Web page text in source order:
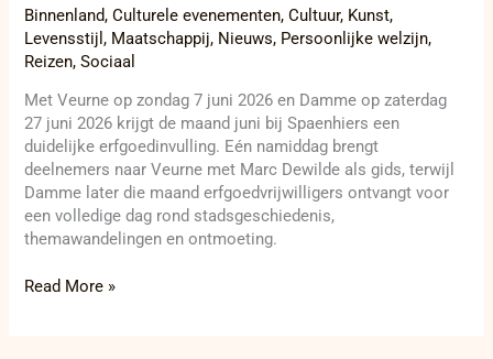
Binnenland,Culturele evenementen,Cultuur, Kunst,
Levensstijl, Maatschappij, Nieuws, Persoonlijke welzijn,
Reizen,Sociaal
Met Veurne op zondag 7 juni 2026 en Damme op zaterdag
27 juni 2026 krijgt de maand juni bij Spaenhiers een
duidelijke erfgoedinvulling. Eén namiddag brengt
deelnemers naar Veurne met Marc Dewilde als gids, terwijl
Damme later die maand erfgoedvrijwilligers ontvangt voor
een volledige dag rond stadsgeschiedenis,
themawandelingen en ontmoeting.
Read More »